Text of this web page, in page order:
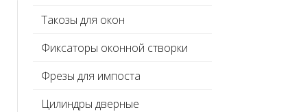
Такозы для окон
Фиксаторы оконной створки
Фрезы для импоста
Цилиндры дверные